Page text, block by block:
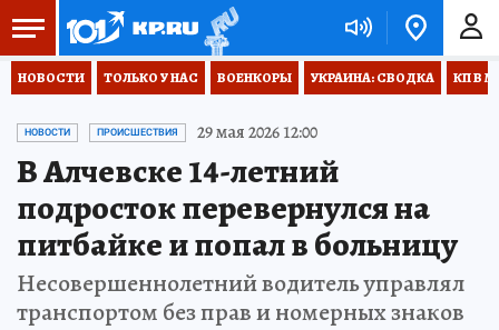
НОВОСТИ ТОЛЬКО У НАС ВОЕНКОРЫ УКРАИНА: СВОДКА КП В
НОВОСТИ ПРОИСШЕСТВИЯ 29 мая 2026 12:00
В Алчевске 14-летний
подросток перевернулся на
питбайке и попал в больницу
Несовершеннолетний водитель управлял
транспортом без прав и номерных знаков